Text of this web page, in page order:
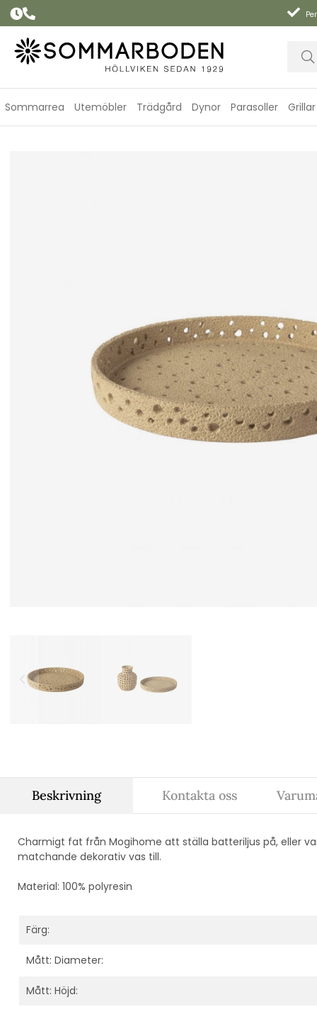
Sommarrea Utemöbler Trädgård Dynor Parasoller Grillar
Beskrivning
Charmigt fat från Mogihome att ställa batteriljus på, eller
matchande dekorativ vas till.
Material: 100% polyresin
Färg:
Mått: Diameter:
Mått: Höjd:
Kontakta oss